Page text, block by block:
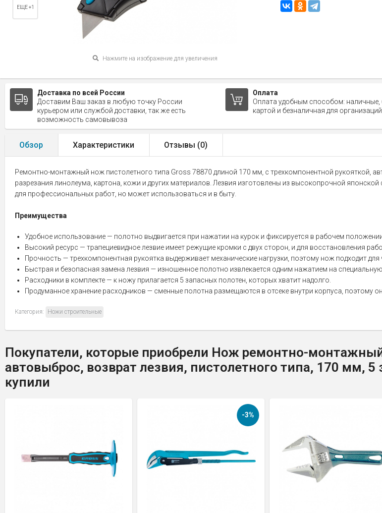
Нажмите на изображение для увеличения
ЕЩЕ +1
Доставка по всей России
Доставим Ваш заказ в любую точку России
курьером или службой доставки, так же есть
возможность самовывоза
Оплата
Оплата удобным способом: наличные,
картой и безналичная для организаций
Обзор Характеристики Отзывы (0)
Ремонтно-монтажный нож пистолетного типа Gross 78870 длиной 170 мм, с трехкомпонентной рукояткой,
разрезания линолеума, картона, кожи и других материалов. Лезвия изготовлены из высокопрочной
для профессиональных работ, но может использоваться и в быту.
Преимущества
Удобное использование — полотно выдвигается при нажатии на курок и фиксируется в рабочем
Высокий ресурс — трапециевидное лезвие имеет режущие кромки с двух сторон, и для восстановления
Прочность — трехкомпонентная рукоятка выдерживает механические нагрузки, поэтому нож подходит для
Быстрая и безопасная замена лезвия — изношенное полотно извлекается одним нажатием на специальную
Расходники в комплекте — к ножу прилагается 5 запасных полотен, которых хватит надолго.
Продуманное хранение расходников — сменные полотна размещаются в отсеке внутри корпуса, поэтому
Категория: Ножи строительные
Покупатели, которые приобрели Нож ремонтно-
автовыброс, возврат лезвия, пистолетного типа, 170 мм,
купили
-3%